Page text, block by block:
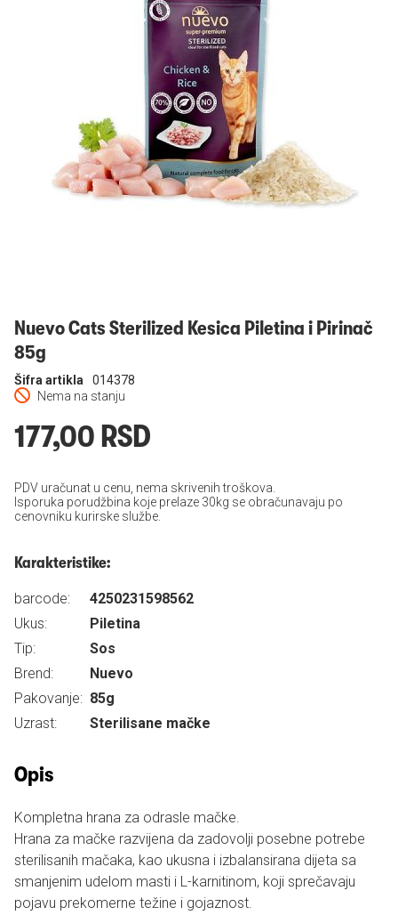
Nuevo Cats Sterilized Kesica Piletina i Pirinač
85g
Nema na stanju
Šifra artikla 014378
177,00 RSD
PDV uračunat u cenu, nema skrivenih troškova.
Isporuka porudžbina koje prelaze 30kg se obračunavaju po
cenovniku kurirske službe.
Karakteristike:
barcode:
4250231598562
Ukus:
Piletina
Tip:
Sos
Brend:
Nuevo
Pakovanje: 85g
Uzrast:
Sterilisane mačke
Opis
Kompletna hrana za odrasle mačke.
Hrana za mačke razvijena da zadovolji posebne potrebe
sterilisanih mačaka, kao ukusna i izbalansirana dijeta sa
smanjenim udelom masti i L-karnitinom, koji sprečavaju
pojavu prekomerne težine i gojaznost.